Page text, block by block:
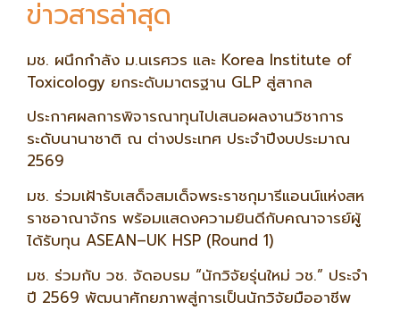
ข่าวสารล่าสุด
มช. ผนึกกำลัง ม.นเรศวร และ Korea Institute of
Toxicology ยกระดับมาตรฐาน GLP สู่สากล
ประกาศผลการพิจารณาทุนไปเสนอผลงานวิชาการ
ระดับนานาชาติ ณ ต่างประเทศ ประจำปีงบประมาณ
2569
มช. ร่วมเฝ้ารับเสด็จสมเด็จพระราชกุมารีแอนน์แห่งสห
ราชอาณาจักร พร้อมแสดงความยินดีกับคณาจารย์ผู้
ได้รับทุน ASEAN–UK HSP (Round 1)
มช. ร่วมกับ วช. จัดอบรม “นักวิจัยรุ่นใหม่ วช.” ประจำ
ปี 2569 พัฒนาศักยภาพสู่การเป็นนักวิจัยมืออาชีพ